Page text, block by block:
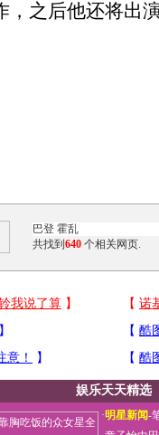
，之后他还将出
共找到 640 个相关网页.
娱乐天天精选
·明星新闻-